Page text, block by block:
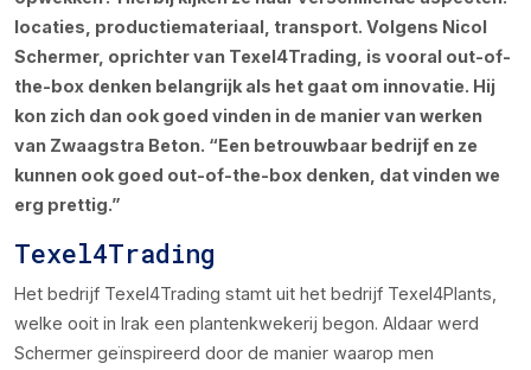
locaties, productiemateriaal, transport. Volgens Nicol
Schermer, oprichter van Texel4Trading, is vooral out-of-
the-box denken belangrijk als het gaat om innovatie. Hij
kon zich dan ook goed vinden in de manier van werken
van Zwaagstra Beton. “Een betrouwbaar bedrijf en ze
kunnen ook goed out-of-the-box denken, dat vinden we
erg prettig.”
Texel4Trading
Het bedrijf Texel4Trading stamt uit het bedrijf Texel4Plants,
welke ooit in Irak een plantenkwekerij begon. Aldaar werd
Schermer geïnspireerd door de manier waarop men